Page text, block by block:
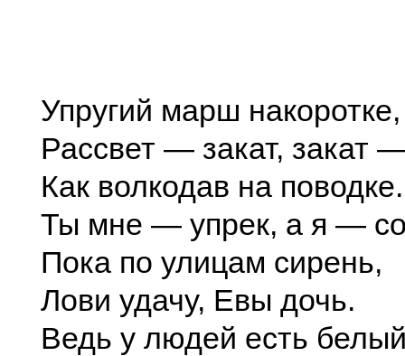
Упругий марш накоротке,
Рассвет — закат, закат
Как волкодав на поводке.
Ты мне — упрек, а я —
Пока по улицам сирень,
Лови удачу, Евы дочь.
Ведь у людей есть